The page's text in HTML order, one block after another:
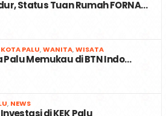
Status Tuan Rumah FORNA…
KOTA PALU,WANITA,WISATA
Palu Memukau di BTN Indo…
, NEWS
di KEK Palu